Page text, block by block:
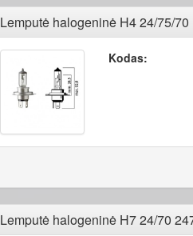
Lemputė halogeninė H4 24/75/70
Kodas:
Lemputė halogeninė H7 24/70